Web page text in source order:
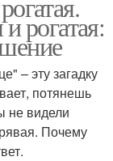
рогатая:
– эту загадку
потянешь
не видели
Почему